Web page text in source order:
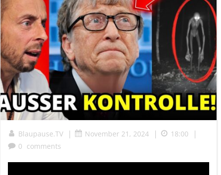
Blaupause.TV | November 21, 2024 | 18:00 |
0 comments